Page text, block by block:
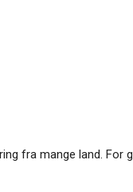
fra mange land.